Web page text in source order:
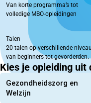
Nederland wordt
Van korte programma’s tot
volledige MBO-opleidingen
Talen
20 talen op verschillende
van beginners tot gevorderden.
Kies je opleiding uit
Gezondheidszorg en
Welzijn